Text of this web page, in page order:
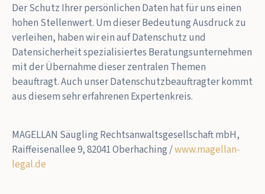
Der Schutz Ihrer persönlichen Daten hat für uns einen
hohen Stellenwert. Um dieser Bedeutung Ausdruck zu
verleihen, haben wir ein auf Datenschutz und
Datensicherheit spezialisiertes Beratungsunternehmen
mit der Übernahme dieser zentralen Themen
beauftragt. Auch unser Datenschutzbeauftragter kommt
aus diesem sehr erfahrenen Expertenkreis.
MAGELLAN Säugling Rechtsanwaltsgesellschaft mbH,
Raiffeisenallee 9, 82041 Oberhaching /www.magellan-
legal.de